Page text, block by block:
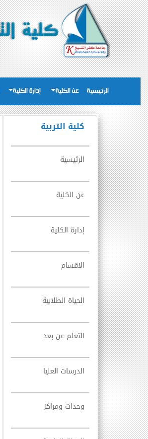
الرئيسية عن الكلية إدارة الكلية
كلية التربية
الرئيسية
عن الكلية
إدارة الكلية
الاقسام
الحياة الطلابية
التعلم عن بعد
الدرسات العليا
وحدات ومراكز